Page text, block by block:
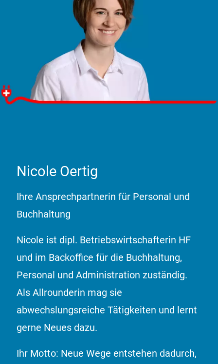
Nicole Oertig
Ihre Ansprechpartnerin für Personal und
Buchhaltung
Nicole ist dipl. Betriebswirtschafterin HF
und im Backoffice für die Buchhaltung,
Personal und Administration zuständig.
Als Allrounderin mag sie
abwechslungsreiche Tätigkeiten und lernt
gerne Neues dazu.
Ihr Motto: Neue Wege entstehen dadurch,
Klicken Sie das Foto an»